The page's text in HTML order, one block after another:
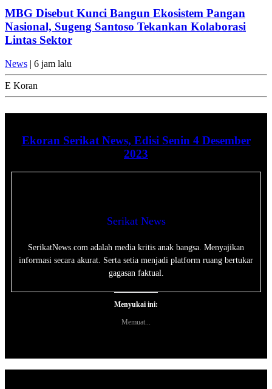
MBG Disebut Kunci Bangun Ekosistem Pangan
Nasional, Sugeng Santoso Tekankan Kolaborasi
Lintas Sektor
News | 6 jam lalu
E Koran
Ekoran Serikat News, Edisi Senin 4 Desember
2023
Serikat News
SerikatNews.com adalah media kritis anak bangsa. Menyajikan
informasi secara akurat. Serta setia menjadi platform ruang bertukar
gagasan faktual.
Menyukai ini:
Memuat...